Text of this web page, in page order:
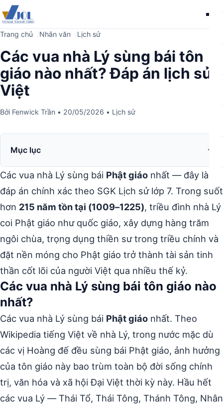
Trang chủ Nhân văn Lịch sử
Các vua nhà Lý sùng bái tôn
giáo nào nhất? Đáp án lịch sử
Việt
Bởi Fenwick Trần • 20/05/2026 • Lịch sử
Mục lục
Các vua nhà Lý sùng bái Phật giáo nhất — đây là
đáp án chính xác theo SGK Lịch sử lớp 7. Trong suốt
hơn 215 năm tồn tại (1009–1225), triều đình nhà Lý
coi Phật giáo như quốc giáo, xây dựng hàng trăm
ngôi chùa, trọng dụng thiền sư trong triều chính và
đặt nền móng cho Phật giáo trở thành tài sản tinh
thần cốt lõi của người Việt qua nhiều thế kỷ.
Các vua nhà Lý sùng bái tôn giáo nào
nhất?
Các vua nhà Lý sùng bái Phật giáo nhất. Theo
Wikipedia tiếng Việt về nhà Lý, trong nước mặc dù
các vị Hoàng đế đều sùng bái Phật giáo, ảnh hưởng
của tôn giáo này bao trùm toàn bộ đời sống chính
trị, văn hóa và xã hội Đại Việt thời kỳ này. Hầu hết
các vua Lý — Thái Tổ, Thái Tông, Thánh Tông, Nhân